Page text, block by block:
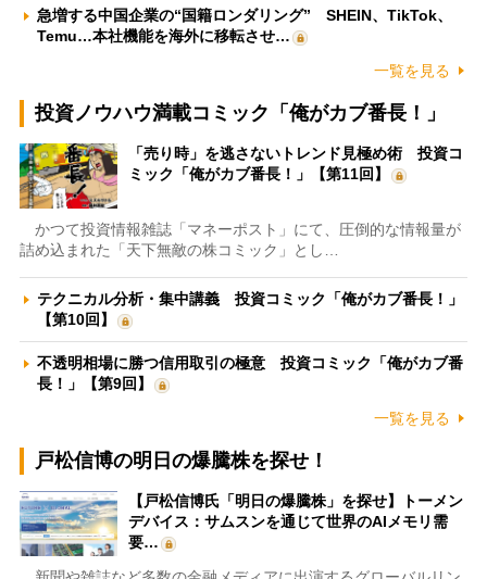
急増する中国企業の“国籍ロンダリング” SHEIN、TikTok、
Temu…本社機能を海外に移転させ…
一覧を見る
投資ノウハウ満載コミック「俺がカブ番長！」
「売り時」を逃さないトレンド見極め術 投資コ
ミック「俺がカブ番長！」【第11回】
かつて投資情報雑誌「マネーポスト」にて、圧倒的な情報量が
詰め込まれた「天下無敵の株コミック」とし…
テクニカル分析・集中講義 投資コミック「俺がカブ番長！」
【第10回】
不透明相場に勝つ信用取引の極意 投資コミック「俺がカブ番
長！」【第9回】
一覧を見る
戸松信博の明日の爆騰株を探せ！
【戸松信博氏「明日の爆騰株」を探せ】トーメン
デバイス：サムスンを通じて世界のAIメモリ需
要…